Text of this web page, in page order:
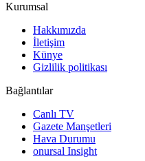
Kurumsal
Hakkımızda
İletişim
Künye
Gizlilik politikası
Bağlantılar
Canlı TV
Gazete Manşetleri
Hava Durumu
onursal Insight